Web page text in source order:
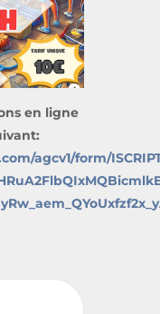
en ligne
agcv1/form/